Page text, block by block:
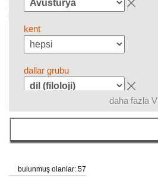
kent
dallar grubu
dil
daha fazla V
bulunmuş olanlar: 57